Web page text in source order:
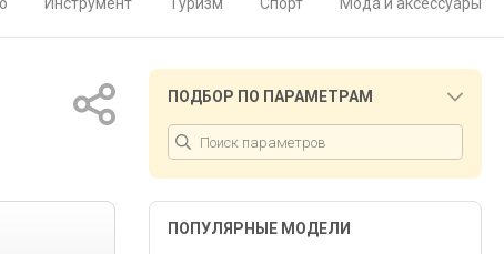
ПОДБОР ПО ПАРАМЕТРАМ
ПОПУЛЯРНЫЕ МОДЕЛИ